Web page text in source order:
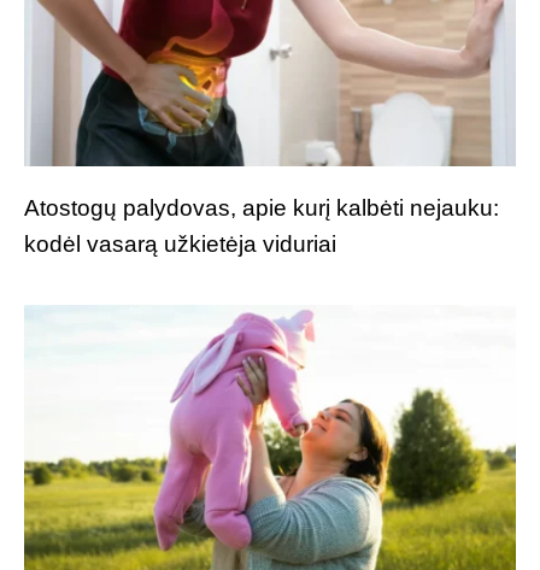
Atostogų palydovas, apie kurį kalbėti nejauku:
kodėl vasarą užkietėja viduriai